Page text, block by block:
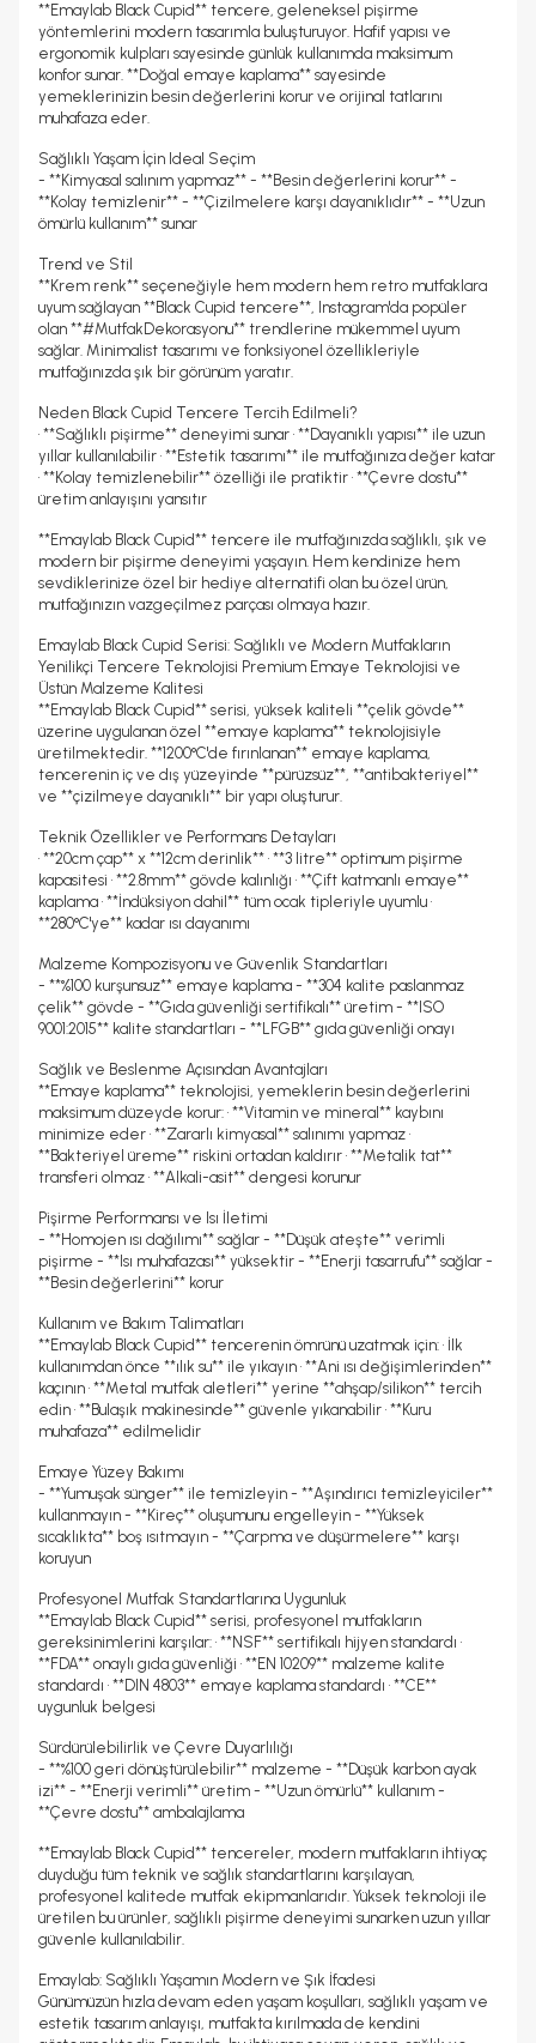
**Emaylab Black Cupid** tencere, geleneksel pişirme
yöntemlerini modern tasarımla buluşturuyor. Hafif yapısı ve
ergonomik kulpları sayesinde günlük kullanımda maksimum
konfor sunar. **Doğal emaye kaplama** sayesinde
yemeklerinizin besin değerlerini korur ve orijinal tatlarını
muhafaza eder.
Sağlıklı Yaşam İçin Ideal Seçim
- **Kimyasal salınım yapmaz** - **Besin değerlerini korur** -
**Kolay temizlenir** - **Çizilmelere karşı dayanıklıdır** - **Uzun
ömürlü kullanım** sunar
Trend ve Stil
**Krem renk** seçeneğiyle hem modern hem retro mutfaklara
uyum sağlayan **Black Cupid tencere**, Instagram'da popüler
olan **#MutfakDekorasyonu** trendlerine mükemmel uyum
sağlar. Minimalist tasarımı ve fonksiyonel özellikleriyle
mutfağınızda şık bir görünüm yaratır.
Neden Black Cupid Tencere Tercih Edilmeli?
• **Sağlıklı pişirme** deneyimi sunar • **Dayanıklı yapısı** ile uzun
yıllar kullanılabilir • **Estetik tasarımı** ile mutfağınıza değer katar
• **Kolay temizlenebilir** özelliği ile pratiktir • **Çevre dostu**
üretim anlayışını yansıtır
**Emaylab Black Cupid** tencere ile mutfağınızda sağlıklı, şık ve
modern bir pişirme deneyimi yaşayın. Hem kendinize hem
sevdiklerinize özel bir hediye alternatifi olan bu özel ürün,
mutfağınızın vazgeçilmez parçası olmaya hazır.
Emaylab Black Cupid Serisi: Sağlıklı ve Modern Mutfakların
Yenilikçi Tencere Teknolojisi Premium Emaye Teknolojisi ve
Üstün Malzeme Kalitesi
**Emaylab Black Cupid** serisi, yüksek kaliteli **çelik gövde**
üzerine uygulanan özel **emaye kaplama** teknolojisiyle
üretilmektedir. **1200°C'de fırınlanan** emaye kaplama,
tencerenin iç ve dış yüzeyinde **pürüzsüz**, **antibakteriyel**
ve **çizilmeye dayanıklı** bir yapı oluşturur.
Teknik Özellikler ve Performans Detayları
• **20cm çap** x **12cm derinlik** • **3 litre** optimum pişirme
kapasitesi • **2.8mm** gövde kalınlığı • **Çift katmanlı emaye**
kaplama • **İndüksiyon dahil** tüm ocak tipleriyle uyumlu •
**280°C'ye** kadar ısı dayanımı
Malzeme Kompozisyonu ve Güvenlik Standartları
- **%100 kurşunsuz** emaye kaplama - **304 kalite paslanmaz
çelik** gövde - **Gıda güvenliği sertifikalı** üretim - **ISO
9001:2015** kalite standartları - **LFGB** gıda güvenliği onayı
Sağlık ve Beslenme Açısından Avantajları
**Emaye kaplama** teknolojisi, yemeklerin besin değerlerini
maksimum düzeyde korur: • **Vitamin ve mineral** kaybını
minimize eder • **Zararlı kimyasal** salınımı yapmaz •
**Bakteriyel üreme** riskini ortadan kaldırır • **Metalik tat**
transferi olmaz • **Alkali-asit** dengesi korunur
Pişirme Performansı ve Isı İletimi
- **Homojen ısı dağılımı** sağlar - **Düşük ateşte** verimli
pişirme - **Isı muhafazası** yüksektir - **Enerji tasarrufu** sağlar -
**Besin değerlerini** korur
Kullanım ve Bakım Talimatları
**Emaylab Black Cupid** tencerenin ömrünü uzatmak için: • İlk
kullanımdan önce **ılık su** ile yıkayın • **Ani ısı değişimlerinden**
kaçının • **Metal mutfak aletleri** yerine **ahşap/silikon** tercih
edin • **Bulaşık makinesinde** güvenle yıkanabilir • **Kuru
muhafaza** edilmelidir
Emaye Yüzey Bakımı
- **Yumuşak sünger** ile temizleyin - **Aşındırıcı temizleyiciler**
kullanmayın - **Kireç** oluşumunu engelleyin - **Yüksek
sıcaklıkta** boş ısıtmayın - **Çarpma ve düşürmelere** karşı
koruyun
Profesyonel Mutfak Standartlarına Uygunluk
**Emaylab Black Cupid** serisi, profesyonel mutfakların
gereksinimlerini karşılar: • **NSF** sertifikalı hijyen standardı •
**FDA** onaylı gıda güvenliği • **EN 10209** malzeme kalite
standardı • **DIN 4803** emaye kaplama standardı • **CE**
uygunluk belgesi
Sürdürülebilirlik ve Çevre Duyarlılığı
- **%100 geri dönüştürülebilir** malzeme - **Düşük karbon ayak
izi** - **Enerji verimli** üretim - **Uzun ömürlü** kullanım -
**Çevre dostu** ambalajlama
**Emaylab Black Cupid** tencereler, modern mutfakların ihtiyaç
duyduğu tüm teknik ve sağlık standartlarını karşılayan,
profesyonel kalitede mutfak ekipmanlarıdır. Yüksek teknoloji ile
üretilen bu ürünler, sağlıklı pişirme deneyimi sunarken uzun yıllar
güvenle kullanılabilir.
Emaylab: Sağlıklı Yaşamın Modern ve Şık İfadesi
Günümüzün hızla devam eden yaşam koşulları, sağlıklı yaşam ve
estetik tasarım anlayışı, mutfakta kırılmada de kendini